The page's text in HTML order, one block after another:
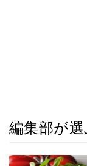
編集部が